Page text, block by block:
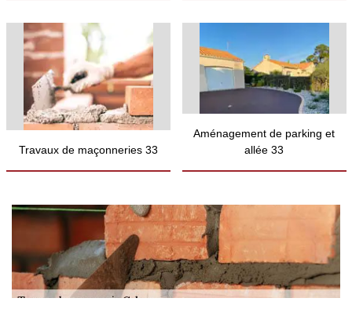
Travaux de maçonneries 33
Aménagement de parking et
allée 33